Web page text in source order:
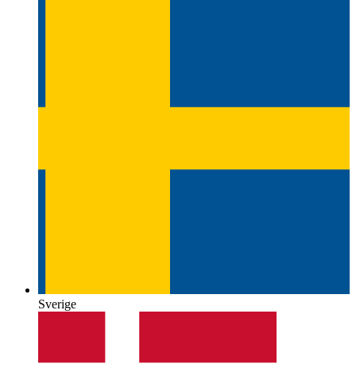
Sverige